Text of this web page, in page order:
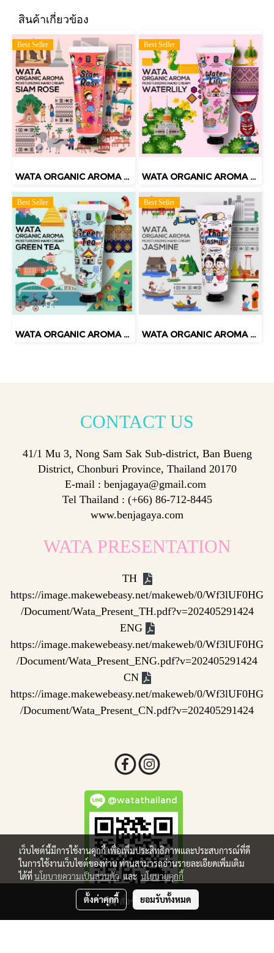
สั่งซื้อสินค้า
สินค้าเกี่ยวข้อง
Best Seller
WATA ORGANIC AROMA MOISTURIZING HAND CREAM SIAM ROSE
Best Seller
WATA ORGANIC AROMA MOISTURIZING HAND CREAM WATER LILY
Best Seller
WATA ORGANIC AROMA MOISTURIZING HAND CREAM GREEN TEA
Best Seller
WATA ORGANIC AROMA MOISTURIZING HAND CREAM THAI JASMINE
CONTACTUS
41/1 Mu 3, Nong Sam Sak Sub-district, Ban Bueng
District, Chonburi Province, Thailand 20170
E-mail : benjagaya@gmail.com
Tel Thailand : (+66) 86-712-8445
www.benjagaya.com
WATA PRESENTATION
TH
https://image.makewebeasy.net/makeweb/0/Wf3lUF0HG
/Document/Wata_Present_TH.pdf?v=202405291424
ENG
https://image.makewebeasy.net/makeweb/0/Wf3lUF0HG
/Document/Wata_Present_ENG.pdf?v=202405291424
CN
https://image.makewebeasy.net/makeweb/0/Wf3lUF0HG
/Document/Wata_Present_CN.pdf?v=202405291424
@watathailand
เว็บไซต์นี้มีการใช้งานคุกกี้ เพื่อเพิ่มประสิทธิภาพและประสบการณ์ที่ดี
ในการใช้งานเว็บไซต์ของท่าน ท่านสามารถอ่านรายละเอียดเพิ่มเติม
ได้ที่นโยบายความเป็นส่วนตัว และนโยบายคุกกี้
ตั้งค่าคุกกี้ ยอมรับทั้งหมด